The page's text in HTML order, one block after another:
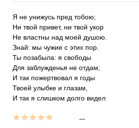
Я не унижусь пред тобою;
Ни твой привет, ни твой укор
Не властны над моей душою.
Знай: мы чужие с этих пор.
Ты позабыла: я свободы
Для заблужденья не отдам;
И так пожертвовал я годы
Твоей улыбке и глазам,
И так я слишком долго видел